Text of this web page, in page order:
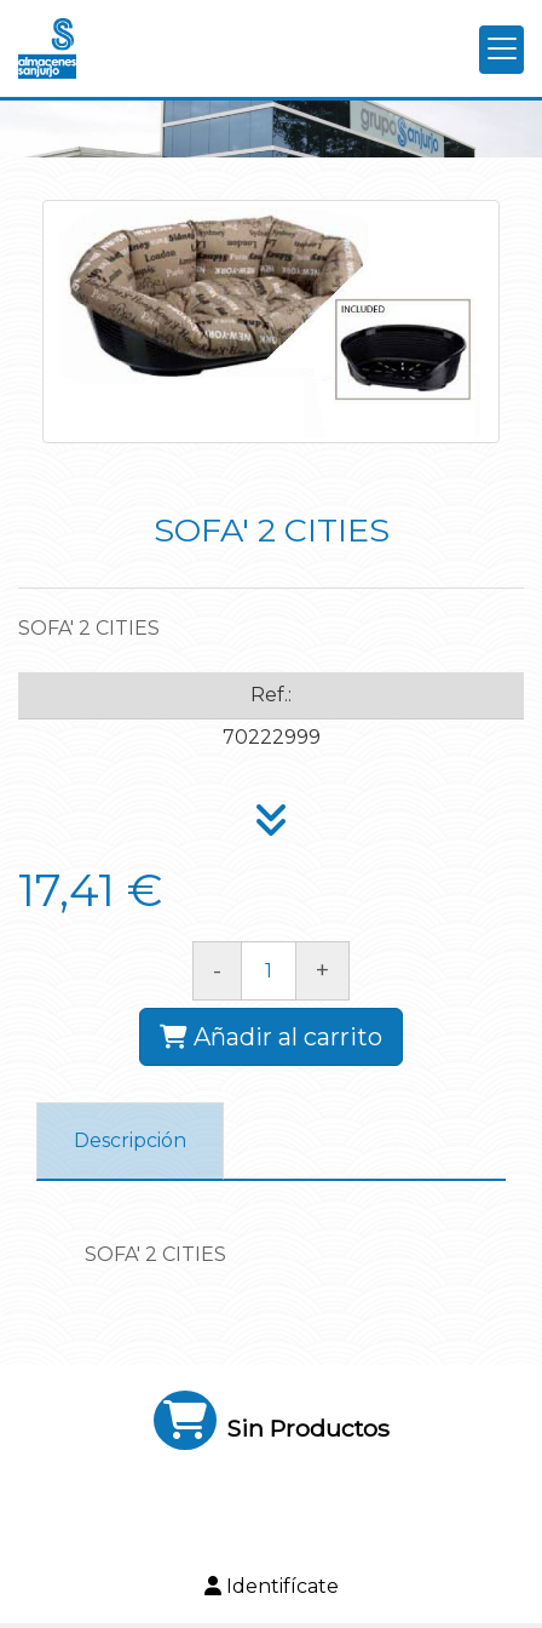
SOFA' 2 CITIES
SOFA' 2 CITIES
Ref.:
70222999
17,41 €
- +
Añadir al carrito
Descripción
SOFA' 2 CITIES
Sin Productos
Identifícate